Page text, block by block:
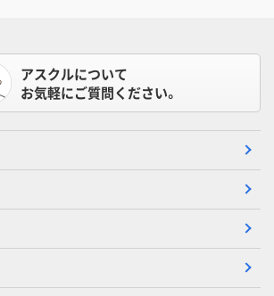
アスクルについて
お気軽にご質問ください。